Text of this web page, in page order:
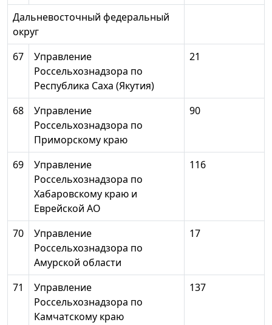
Дальневосточный федеральный
округ
67
Управление
Россельхознадзора по
Республика Саха (Якутия)
21
68
Управление
Россельхознадзора по
Приморскому краю
90
69
Управление
Россельхознадзора по
Хабаровскому краю и
Еврейской АО
116
70
Управление
Россельхознадзора по
Амурской области
17
71
Управление
Россельхознадзора по
Камчатскому краю
137